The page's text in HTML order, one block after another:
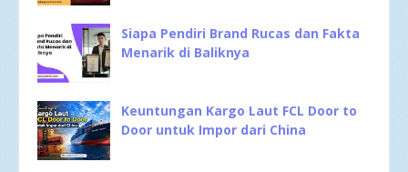
Siapa Pendiri Brand Rucas dan Fakta
Menarik di Baliknya
Keuntungan Kargo Laut FCL Door to
Door untuk Impor dari China